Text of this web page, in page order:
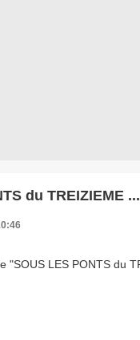
du TREIZIEME ...